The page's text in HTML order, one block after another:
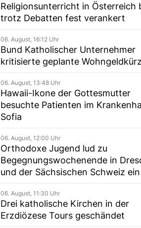
Religionsunterricht in Österreich
trotz Debatten fest verankert
06. August, 16:12 Uhr
Bund Katholischer Unternehmer
kritisierte geplante
06. August, 13:48 Uhr
Hawaii-Ikone der Gottesmutter
besuchte Patienten im
Sofia
06. August, 12:00 Uhr
Orthodoxe Jugend lud zu
Begegnungswochenende in
und der Sächsischen Schweiz ein
06. August, 11:30 Uhr
Drei katholische Kirchen in der
Erzdiözese Tours geschändet